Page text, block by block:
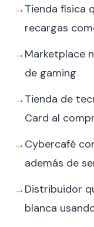
→Tienda física
recargas
→Marketplace
de gaming
→Tienda de
Card al
→Cybercafé
además de
→Distribuidor
blanca